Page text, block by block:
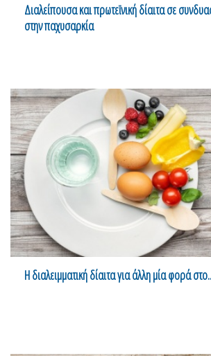
Διαλείπουσα και πρωτεϊνική δίαιτα σε
στην παχυσαρκία
Η διαλειμματική δίαιτα για άλλη μία φορά